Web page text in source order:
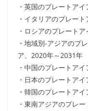
・英国のプレートア
・イタリアのプレー
・ロシアのプレート
・地域別-アジアのプ
ア、2020年～2031年
・中国のプレートア
・日本のプレートア
・韓国のプレートア
・東南アジアのプレ